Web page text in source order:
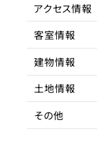
インバウンド
アクセントク
洋風の家具の
が施されおります
また、本物件は
の獲得やレビ
の獲得ができ
ら、引き継ぎ
める施設となっ
駅近
アクセス情報
所在地
アクセス
駅までの距離
客室情報
客室数
延床面積
間取り
建物情報
建物構造
階数
土地情報
土地権利
その他